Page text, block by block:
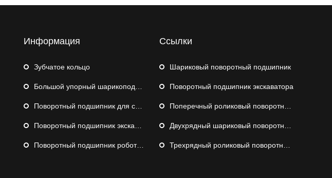
Информация
Зубчатое кольцо
Большой упорный шарикоподшипник
Поворотный подшипник для судового крана
Поворотный подшипник экскаватора
Поворотный подшипник робота-палетизатора
Ссылки
Шариковый поворотный подшипник
Поворотный подшипник экскаватора
Поперечный роликовый поворотный подшипник
Двухрядный шариковый поворотный подшипник
Трехрядный роликовый поворотный подшипник